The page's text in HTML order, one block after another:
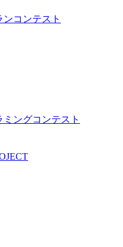
コンテスト
ングコンテスト